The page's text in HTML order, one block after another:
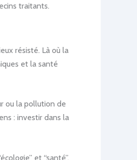
traitants.
résisté. Là où la
et la santé
ou la pollution de
: investir dans la
et “santé”.